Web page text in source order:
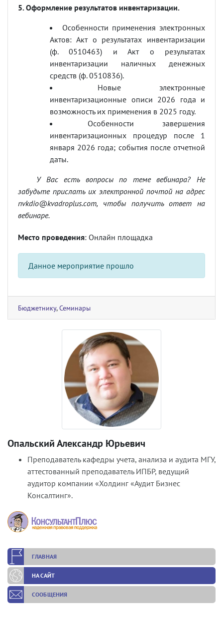
5. Оформление результатов инвентаризации.
Особенности применения электронных
Актов: Акт о результатах инвентаризации
(ф. 0510463) и Акт о результатах
инвентаризации наличных денежных
средств (ф. 0510836).
Новые электронные
инвентаризационные описи 2026 года и
возможность их применения в 2025 году.
Особенности завершения
инвентаризационных процедур после 1
января 2026 года; события после отчетной
даты.
У Вас есть вопросы по теме вебинара? Не
забудьте прислать их электронной почтой на адрес
nvkdio@kvadroplus.com, чтобы получить ответ на
вебинаре.
Место проведения: Онлайн площадка
Данное мероприятие прошло
Бюджетнику,Семинары
Опальский Александр Юрьевич
Преподаватель кафедры учета, анализа и аудита МГУ,
аттестованный преподаватель ИПБР, ведущий
аудитор компании «Холдинг «Аудит Бизнес
Консалтинг».
ГЛАВНАЯ
НА САЙТ
СООБЩЕНИЯ